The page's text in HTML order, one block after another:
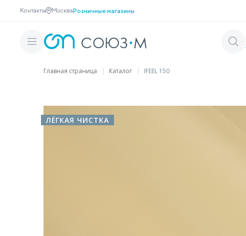
Контакты МоскваРозничные магазины
Главная страница Каталог IFEEL 150
ЛЁГКАЯ ЧИСТКА